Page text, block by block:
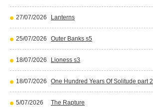
27/07/2026 Lanterns
25/07/2026 Outer Banks s5
18/07/2026 Lioness s3
18/07/2026 One Hundred Years Of Solitude part 2
5/07/2026 The Rapture